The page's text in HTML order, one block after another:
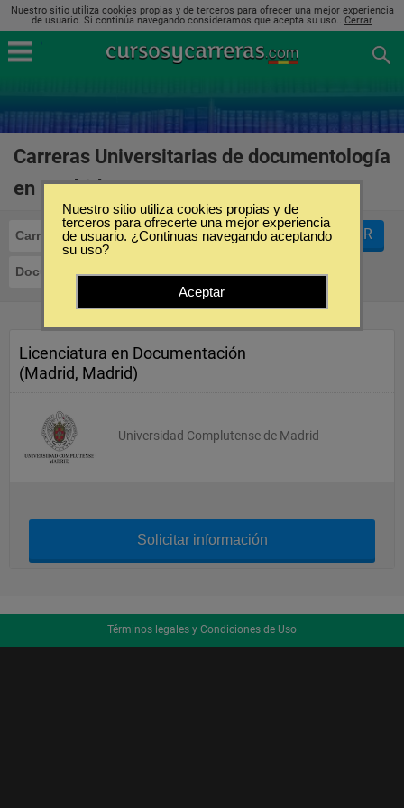
Nuestro sitio utiliza cookies propias y de terceros para ofrecer una mejor experiencia
de usuario. Si continúa navegando consideramos que acepta su uso.. Cerrar
Carreras Universitarias de documentología
en Madrid
Carreras Universitarias
Documentología Madrid
FILTRAR
Licenciatura en Documentación
(Madrid, Madrid)
Universidad Complutense de Madrid
Solicitar información
Términos legales y Condiciones de Uso
Nuestro sitio utiliza cookies propias y de
terceros para ofrecerte una mejor experiencia
de usuario. ¿Continuas navegando aceptando
su uso?
Aceptar